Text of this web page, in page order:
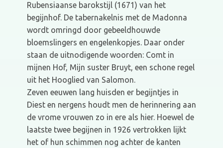
Rubensiaanse barokstijl (1671) van het
begijnhof. De tabernakelnis met de Madonna
wordt omringd door gebeeldhouwde
bloemslingers en engelenkopjes. Daar onder
staan de uitnodigende woorden: Comt in
mijnen Hof, Mijn suster Bruyt, een schone regel
uit het Hooglied van Salomon.
Zeven eeuwen lang huisden er begijntjes in
Diest en nergens houdt men de herinnering aan
de vrome vrouwen zo in ere als hier. Hoewel de
laatste twee begijnen in 1926 vertrokken lijkt
het of hun schimmen nog achter de kanten